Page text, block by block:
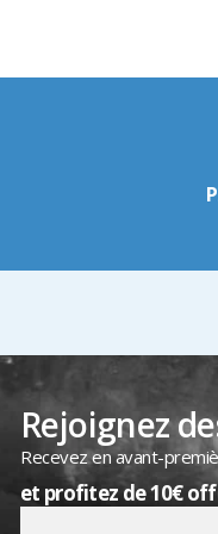
Rejoignez
Recevez en avant-
et profitez de 10€